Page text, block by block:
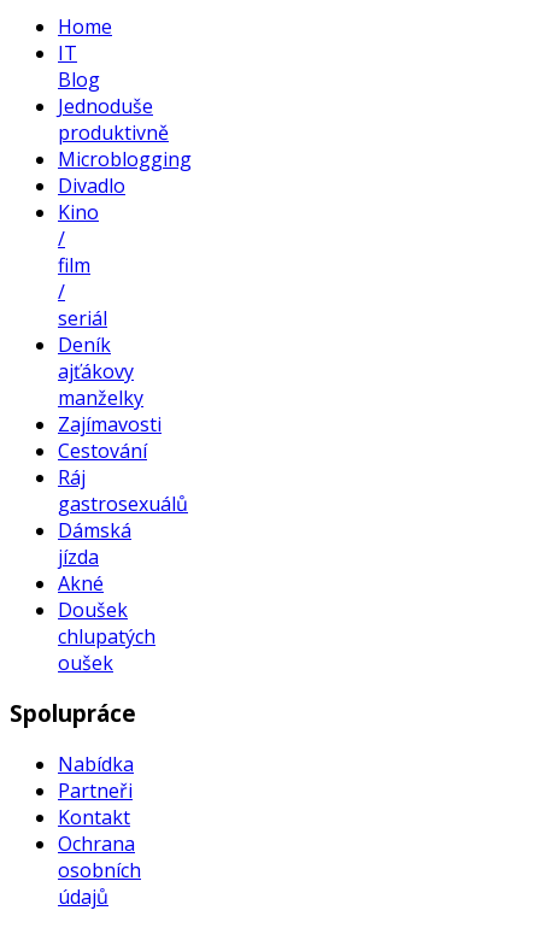
Home
IT
Blog
Jednoduše
produktivně
Microblogging
Divadlo
Kino
/
film
/
seriál
Deník
ajťákovy
manželky
Zajímavosti
Cestování
Ráj
gastrosexuálů
Dámská
jízda
Akné
Doušek
chlupatých
oušek
Spolupráce
Nabídka
Partneři
Kontakt
Ochrana
osobních
údajů